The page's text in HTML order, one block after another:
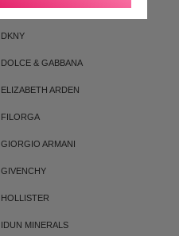
CLEAN
DKNY
DOLCE & GABBANA
ELIZABETH ARDEN
FILORGA
GIORGIO ARMANI
GIVENCHY
HOLLISTER
IDUN MINERALS